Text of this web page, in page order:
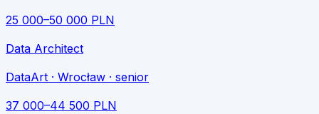
25 000–50 000 PLN
Data Architect
DataArt · Wrocław · senior
37 000–44 500 PLN